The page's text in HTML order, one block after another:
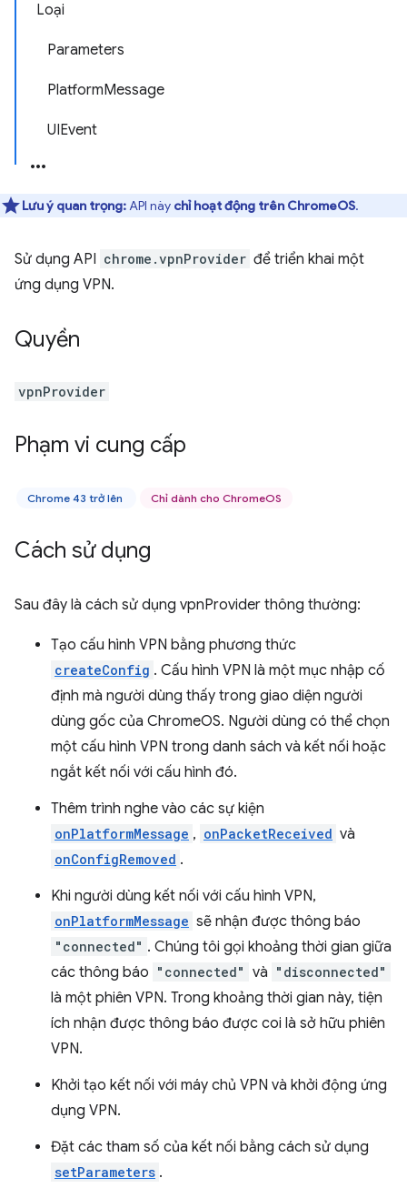
Loại
Parameters
PlatformMessage
UIEvent
Lưu ý quan trọng:API này chỉ hoạt động trên ChromeOS.
Sử dụng API chrome.vpnProvider để triển khai một
ứng dụng VPN.
Quyền
vpnProvider
Phạm vi cung cấp
Chrome 43 trở lên Chỉ dành cho ChromeOS
Cách sử dụng
Sau đây là cách sử dụng vpnProvider thông thường:
Tạo cấu hình VPN bằng phương thức
createConfig . Cấu hình VPN là một mục nhập cố
định mà người dùng thấy trong giao diện người
dùng gốc của ChromeOS. Người dùng có thể chọn
một cấu hình VPN trong danh sách và kết nối hoặc
ngắt kết nối với cấu hình đó.
Thêm trình nghe vào các sự kiện
onPlatformMessage , onPacketReceived và
onConfigRemoved .
Khi người dùng kết nối với cấu hình VPN,
onPlatformMessage sẽ nhận được thông báo
"connected" . Chúng tôi gọi khoảng thời gian giữa
các thông báo "connected" và "disconnected"
là một phiên VPN. Trong khoảng thời gian này, tiện
ích nhận được thông báo được coi là sở hữu phiên
VPN.
Khởi tạo kết nối với máy chủ VPN và khởi động ứng
dụng VPN.
Đặt các tham số của kết nối bằng cách sử dụng
setParameters .